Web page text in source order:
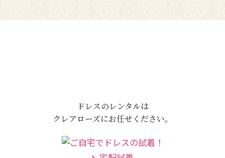
ドレスのレンタルは
クレアローズにお任せください。